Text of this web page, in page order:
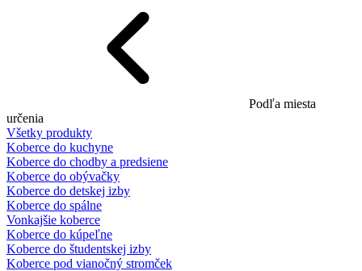
Podľa miesta
určenia
Všetky produkty
Koberce do kuchyne
Koberce do chodby a predsiene
Koberce do obývačky
Koberce do detskej izby
Koberce do spálne
Vonkajšie koberce
Koberce do kúpeľne
Koberce do študentskej izby
Koberce pod vianočný stromček